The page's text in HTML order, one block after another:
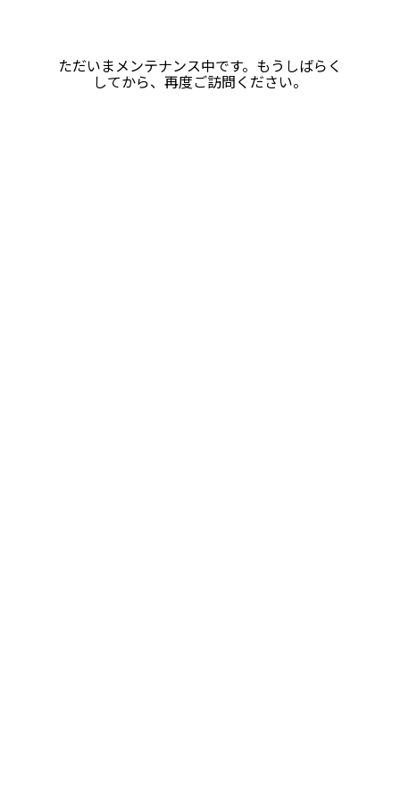
ただいまメンテナンス中です。もうしばらく
してから、再度ご訪問ください。